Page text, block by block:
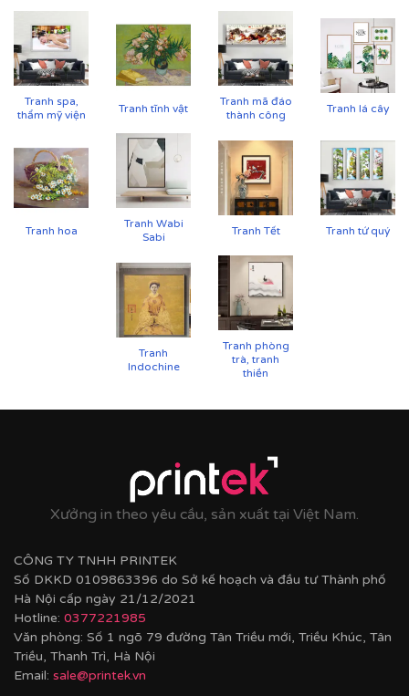
Cận cảnh tranh in trên chất liệu canvas công nghệ in
✨Chất liệu khung bền bỉ
Tranh được căng lên khung thông đã qua xử lý
chống cong vênh, ẩm mốc.
Hoàn thiện bằng khung bo viền chất liệu nhựa
composite cao cấp nâng tầm giá trị tranh.
Tranh spa,
thẩm mỹ viện
Tranh tĩnh vật
Tranh mã đáo
thành công
Tranh lá cây
Tranh hoa
Tranh Wabi
Sabi
Tranh Tết Tranh tứ quý
Tranh
Indochine
Tranh phòng
trà, tranh
thiền
Xưởng in theo yêu cầu, sản xuất tại Việt Nam.
CÔNG TY TNHH PRINTEK
Số DKKD 0109863396 do Sở kế hoạch và đầu tư Thành phố
Hà Nội cấp ngày 21/12/2021
Hotline: 0377221985
Văn phòng: Số 1 ngõ 79 đường Tân Triều mới, Triều Khúc, Tân
Triều, Thanh Trì, Hà Nội
Email: sale@printek.vn